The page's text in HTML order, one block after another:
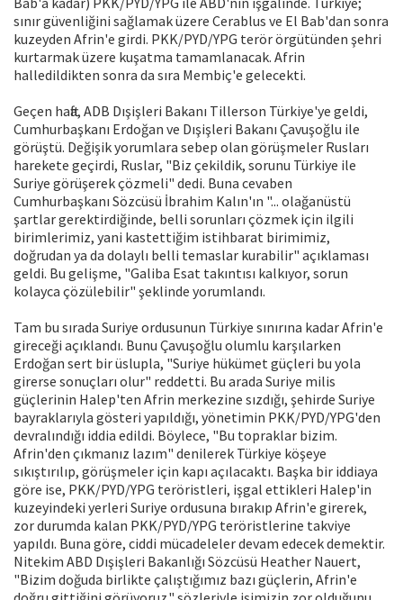
sınır güvenliğini sağlamak üzere Cerablus ve El Bab'dan sonra
kuzeyden Afrin'e girdi. PKK/PYD/YPG terör örgütünden şehri
kurtarmak üzere kuşatma tamamlanacak. Afrin
halledildikten sonra da sıra Membiç'e gelecekti.
Geçen hafta, ADB Dışişleri Bakanı Tillerson Türkiye'ye geldi,
Cumhurbaşkanı Erdoğan ve Dışişleri Bakanı Çavuşoğlu ile
görüştü. Değişik yorumlara sebep olan görüşmeler Rusları
harekete geçirdi, Ruslar, "Biz çekildik, sorunu Türkiye ile
Suriye görüşerek çözmeli" dedi. Buna cevaben
Cumhurbaşkanı Sözcüsü İbrahim Kalın'ın "... olağanüstü
şartlar gerektirdiğinde, belli sorunları çözmek için ilgili
birimlerimiz, yani kastettiğim istihbarat birimimiz,
doğrudan ya da dolaylı belli temaslar kurabilir" açıklaması
geldi. Bu gelişme, "Galiba Esat takıntısı kalkıyor, sorun
kolayca çözülebilir" şeklinde yorumlandı.
Tam bu sırada Suriye ordusunun Türkiye sınırına kadar Afrin'e
gireceği açıklandı. Bunu Çavuşoğlu olumlu karşılarken
Erdoğan sert bir üslupla, "Suriye hükümet güçleri bu yola
girerse sonuçları olur" reddetti. Bu arada Suriye milis
güçlerinin Halep'ten Afrin merkezine sızdığı, şehirde Suriye
bayraklarıyla gösteri yapıldığı, yönetimin PKK/PYD/YPG'den
devralındığı iddia edildi. Böylece, "Bu topraklar bizim.
Afrin'den çıkmanız lazım" denilerek Türkiye köşeye
sıkıştırılıp, görüşmeler için kapı açılacaktı. Başka bir iddiaya
göre ise, PKK/PYD/YPG teröristleri, işgal ettikleri Halep'in
kuzeyindeki yerleri Suriye ordusuna bırakıp Afrin'e girerek,
zor durumda kalan PKK/PYD/YPG teröristlerine takviye
yapıldı. Buna göre, ciddi mücadeleler devam edecek demektir.
Nitekim ABD Dışişleri Bakanlığı Sözcüsü Heather Nauert,
"Bizim doğuda birlikte çalıştığımız bazı güçlerin, Afrin'e